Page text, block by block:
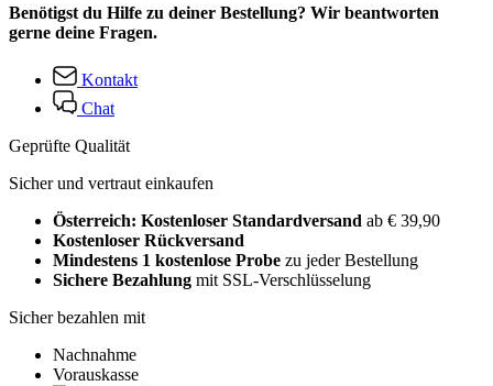
Benötigst du Hilfe zu deiner Bestellung? Wir beantworten
gerne deine Fragen.
Kontakt
Chat
Geprüfte Qualität
Sicher und vertraut einkaufen
Österreich: Kostenloser Standardversand ab € 39,90
Kostenloser Rückversand
Mindestens 1 kostenlose Probe zu jeder Bestellung
Sichere Bezahlung mit SSL-Verschlüsselung
Sicher bezahlen mit
Nachnahme
Vorauskasse